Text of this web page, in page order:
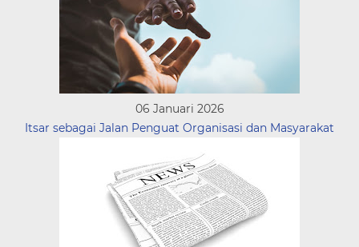
06 Januari 2026
Itsar sebagai Jalan Penguat Organisasi dan Masyarakat